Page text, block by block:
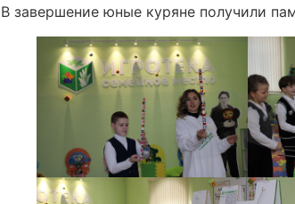
В завершение юные куряне получили